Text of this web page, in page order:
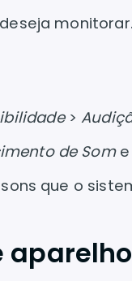
monitorar.
>
de Some
que o